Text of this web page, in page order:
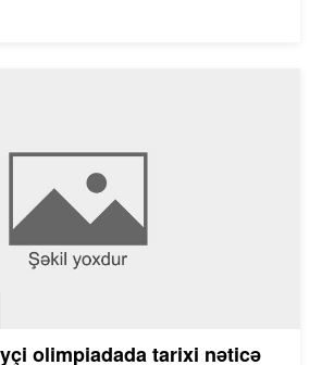
olimpiadada tarixi nəticə